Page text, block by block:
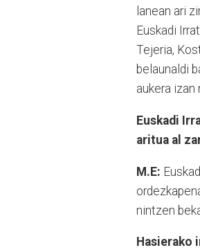
lanean ari
Euskadi
Tejeria,
belaunaldi
aukera izan
Euskadi
aritua al
M.E:
nintzen
Hasierako